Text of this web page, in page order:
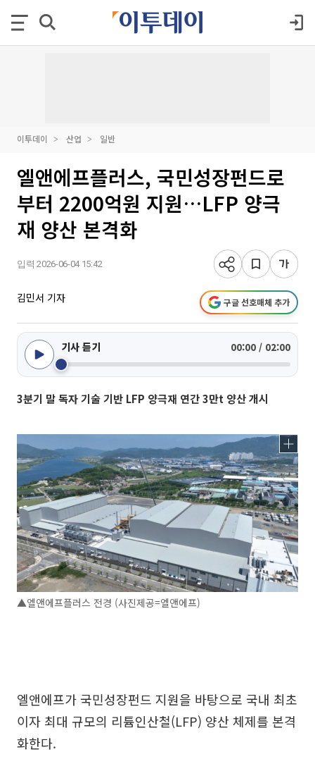
이투데이 산업 일반
엘앤에프플러스, 국민성장펀드로
부터 2200억원 지원…LFP 양극
재 양산 본격화
입력 2026-06-04 15:42
김민서 기자 구글 선호매체 추가
기사 듣기 00:00 / 02:00
3분기 말 독자 기술 기반 LFP 양극재 연간 3만t 양산 개시
▲엘앤에프플러스 전경 (사진제공=엘앤에프)
엘앤에프가 국민성장펀드 지원을 바탕으로 국내 최초
이자 최대 규모의 리튬인산철(LFP) 양산 체제를 본격
화한다.